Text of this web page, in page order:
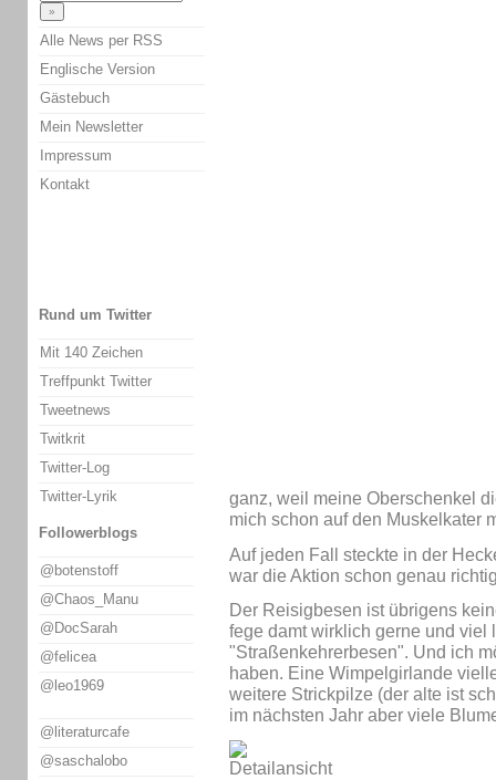
ganz, weil meine Oberschenkel
mich schon auf den Muskelkater
Auf jeden Fall steckte in der
war die Aktion schon genau
Der Reisigbesen ist übrigens
fege damt wirklich gerne und viel
"Straßenkehrerbesen". Und ich
haben. Eine Wimpelgirlande
weitere Strickpilze (der alte ist
im nächsten Jahr aber viele
Alle News per RSS
Englische Version
Gästebuch
Mein Newsletter
Impressum
Kontakt
Rund um Twitter
Mit 140 Zeichen
Treffpunkt Twitter
Tweetnews
Twitkrit
Twitter-Log
Twitter-Lyrik
Followerblogs
@botenstoff
@Chaos_Manu
@DocSarah
@felicea
@leo1969
@literaturcafe
@saschalobo